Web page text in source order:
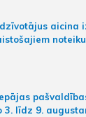
aicina
3. līdz 9.